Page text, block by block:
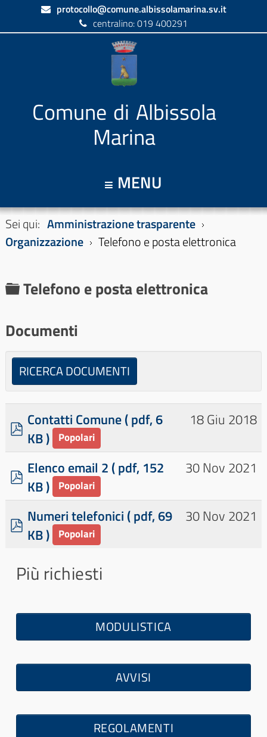
protocollo@comune.albissolamarina.sv.it
centralino: 019 400291
Comune di Albissola
Marina
MENU
Sei qui: Amministrazione trasparente
Organizzazione
Telefono e posta elettronica
C
r
e
l
l
a
Telefono e posta elettronica
Documenti
RICERCA DOCUMENTI
× - - Telefono e posta elettronica
p
d
Contatti Comune( pdf, 6
KB )
Popolari
18 Giu 2018
p
d
Elenco email 2 ( pdf, 152
KB )
Popolari
30 Nov 2021
p
d
Numeri telefonici ( pdf, 69
KB )
Popolari
30 Nov 2021
Più richiesti
MODULISTICA
AVVISI
REGOLAMENTI